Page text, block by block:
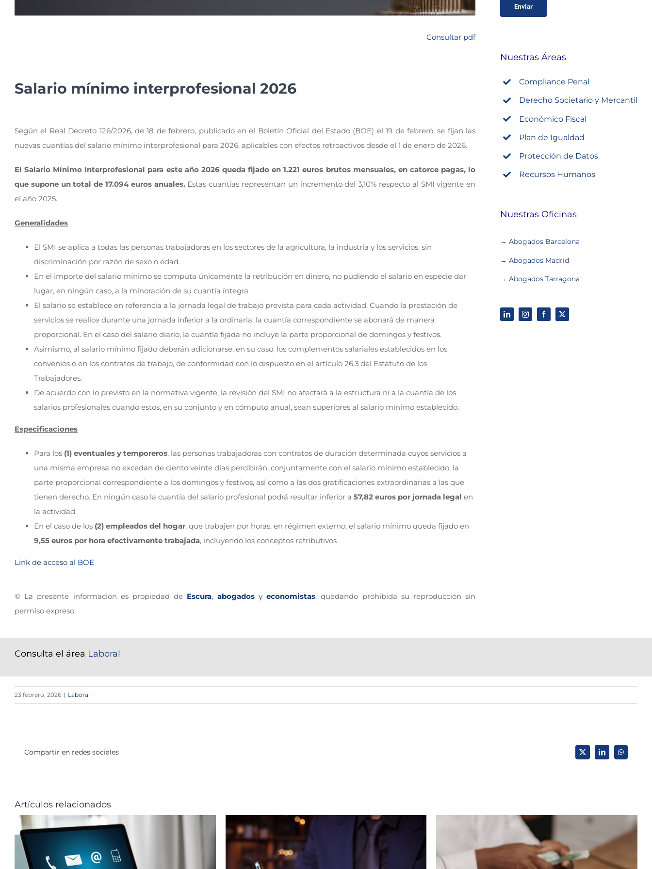
Consultar pdf
Salario mínimo interprofesional 2026
Según el Real Decreto 126/2026, de 18 de febrero, publicado en el Boletín Oficial del Estado (BOE) el 19 de febrero, se fijan las
nuevas cuantías del salario mínimo interprofesional para 2026, aplicables con efectos retroactivos desde el 1 de enero de 2026.
El Salario Mínimo Interprofesional para este año 2026 queda fijado en 1.221 euros brutos mensuales, en catorce pagas, lo
que supone un total de 17.094 euros anuales. Estas cuantías representan un incremento del 3,10% respecto al SMI vigente en
el año 2025.
Generalidades
El SMI se aplica a todas las personas trabajadoras en los sectores de la agricultura, la industria y los servicios, sin
discriminación por razón de sexo o edad.
En el importe del salario mínimo se computa únicamente la retribución en dinero, no pudiendo el salario en especie dar
lugar, en ningún caso, a la minoración de su cuantía íntegra.
El salario se establece en referencia a la jornada legal de trabajo prevista para cada actividad. Cuando la prestación de
servicios se realice durante una jornada inferior a la ordinaria, la cuantía correspondiente se abonará de manera
proporcional. En el caso del salario diario, la cuantía fijada no incluye la parte proporcional de domingos y festivos.
Asimismo, al salario mínimo fijado deberán adicionarse, en su caso, los complementos salariales establecidos en los
convenios o en los contratos de trabajo, de conformidad con lo dispuesto en el artículo 26.3 del Estatuto de los
Trabajadores.
De acuerdo con lo previsto en la normativa vigente, la revisión del SMI no afectará a la estructura ni a la cuantía de los
salarios profesionales cuando estos, en su conjunto y en cómputo anual, sean superiores al salario mínimo establecido.
Especificaciones
Para los (1) eventuales y temporeros, las personas trabajadoras con contratos de duración determinada cuyos servicios a
una misma empresa no excedan de ciento veinte días percibirán, conjuntamente con el salario mínimo establecido, la
parte proporcional correspondiente a los domingos y festivos, así como a las dos gratificaciones extraordinarias a las que
tienen derecho. En ningún caso la cuantía del salario profesional podrá resultar inferior a 57,82 euros por jornada legal en
la actividad.
En el caso de los (2) empleados del hogar, que trabajen por horas, en régimen externo, el salario mínimo queda fijado en
9,55 euros por hora efectivamente trabajada, incluyendo los conceptos retributivos
Link de acceso al BOE
© La presente información es propiedad de Escura, abogadosyeconomistas, quedando prohibida su reproducción sin
permiso expreso.
Nuestras Áreas
Compliance Penal
Derecho Societario y Mercantil
Económico Fiscal
Plan de Igualdad
Protección de Datos
Recursos Humanos
Nuestras Oficinas
→ Abogados Barcelona
→ Abogados Madrid
→ Abogados Tarragona
Consulta el área Laboral
23 febrero, 2026 | Laboral
Compartir en redes sociales X LinkedInWhatsApp
Artículos relacionados